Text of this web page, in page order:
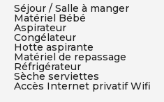
Séjour / Salle à manger
Matériel Bébé
Aspirateur
Congélateur
Hotte aspirante
Matériel de repassage
Réfrigérateur
Sèche serviettes
Accès Internet privatif Wifi